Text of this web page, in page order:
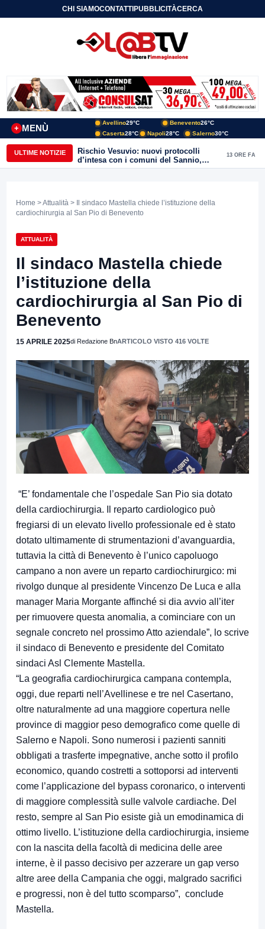
CHI SIAMOCONTATTIPUBBLICITÀCERCA
MENÙ
+
Avellino29°C Benevento26°C
Caserta28°C Napoli28°C Salerno30°C
ULTIME NOTIZIE
Rischio Vesuvio: nuovi protocolli
d’intesa con i comuni del Sannio,
firmato il protocollo con Arpaise
13 ORE FA
Home >Attualità > Il sindaco Mastella chiede l’istituzione della
cardiochirurgia al San Pio di Benevento
ATTUALITÀ
Il sindaco Mastella chiede
l’istituzione della
cardiochirurgia al San Pio di
Benevento
15 APRILE 2025di Redazione BnARTICOLO VISTO 416 VOLTE
“E’ fondamentale che l’ospedale San Pio sia dotato
della cardiochirurgia. Il reparto cardiologico può
fregiarsi di un elevato livello professionale ed è stato
dotato ultimamente di strumentazioni d’avanguardia,
tuttavia la città di Benevento è l’unico capoluogo
campano a non avere un reparto cardiochirurgico: mi
rivolgo dunque al presidente Vincenzo De Luca e alla
manager Maria Morgante affinché si dia avvio all’iter
per rimuovere questa anomalia, a cominciare con un
segnale concreto nel prossimo Atto aziendale”, lo scrive
il sindaco di Benevento e presidente del Comitato
sindaci Asl Clemente Mastella.
“La geografia cardiochirurgica campana contempla,
oggi, due reparti nell’Avellinese e tre nel Casertano,
oltre naturalmente ad una maggiore copertura nelle
province di maggior peso demografico come quelle di
Salerno e Napoli. Sono numerosi i pazienti sanniti
obbligati a trasferte impegnative, anche sotto il profilo
economico, quando costretti a sottoporsi ad interventi
come l’applicazione del bypass coronarico, o interventi
di maggiore complessità sulle valvole cardiache. Del
resto, sempre al San Pio esiste già un emodinamica di
ottimo livello. L’istituzione della cardiochirurgia, insieme
con la nascita della facoltà di medicina delle aree
interne, è il passo decisivo per azzerare un gap verso
altre aree della Campania che oggi, malgrado sacrifici
e progressi, non è del tutto scomparso”, conclude
Mastella.